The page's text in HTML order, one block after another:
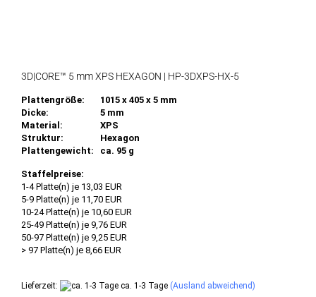
3D|CORE™ 5 mm XPS HEXAGON | HP-3DXPS-HX-5
Plattengröße:
1015 x 405 x 5 mm
Dicke:
5 mm
Material:
XPS
Struktur:
Hexagon
Plattengewicht:
ca. 95 g
Staffelpreise:
1-4 Platte(n) je 13,03 EUR
5-9 Platte(n) je 11,70 EUR
10-24 Platte(n) je 10,60 EUR
25-49 Platte(n) je 9,76 EUR
50-97 Platte(n) je 9,25 EUR
> 97 Platte(n) je 8,66 EUR
Lieferzeit: ca. 1-3 Tage (Ausland abweichend)